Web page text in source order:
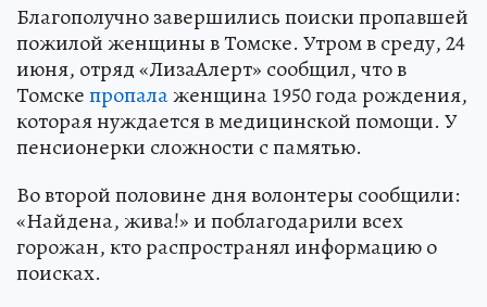
Благополучно завершились поиски пропавшей
пожилой женщины в Томске. Утром в среду, 24
июня, отряд «ЛизаАлерт» сообщил, что в
Томскепропалаженщина 1950 года рождения,
которая нуждается в медицинской помощи. У
пенсионерки сложности с памятью.
Во второй половине дня волонтеры сообщили:
«Найдена, жива!» и поблагодарили всех
горожан, кто распространял информацию о
поисках.